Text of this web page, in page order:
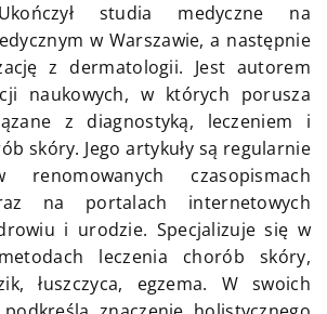
studia medyczne na
w Warszawie, a następnie
z dermatologii. Jest autorem
naukowych, w których porusza
z diagnostyką, leczeniem i
skóry. Jego artykuły są regularnie
renomowanych czasopismach
na portalach internetowych
i urodzie. Specjalizuje się w
leczenia chorób skóry,
łuszczyca, egzema. W swoich